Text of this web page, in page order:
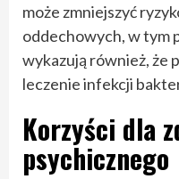
może zmniejszyć
oddechowych, w tym
wykazują również, że
leczenie infekcji
Korzyści dla
psychicznego